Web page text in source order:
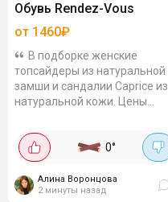
Обувь Rendez-Vous
от 1460₽
В подборке женские
топсайдеры из натуральной
замши и сандалии Caprice из
натуральной кожи. Цены
уточняйте в карточке.
Топсайдеры женские,...
0°
Алина Воронцова
2 минуты назад